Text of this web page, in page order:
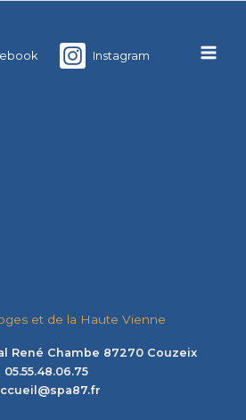
Instagram
et de la Haute Vienne
René Chambe 87270 Couzeix
05.55.48.06.75